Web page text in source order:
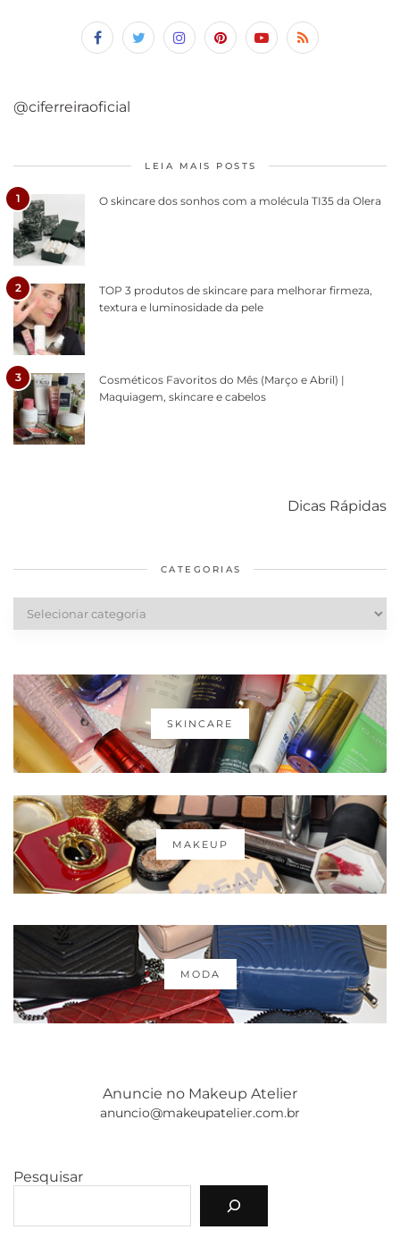
@ciferreiraoficial
LEIA MAIS POSTS
1 O skincare dos sonhos com a molécula TI35 da Olera
2
TOP 3 produtos de skincare para melhorar firmeza,
textura e luminosidade da pele
3
Cosméticos Favoritos do Mês (Março e Abril) |
Maquiagem, skincare e cabelos
Dicas Rápidas
diários
cabelos
CATEGORIAS
SKINCARE
MAKEUP
MODA
Anuncie no Makeup Atelier
anuncio@makeupatelier.com.br
Pesquisar